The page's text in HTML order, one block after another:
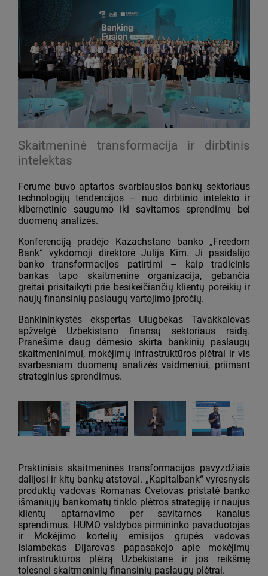
Skaitmeninė transformacija ir dirbtinis
intelektas
Forume buvo aptartos svarbiausios bankų sektoriaus
technologijų tendencijos – nuo dirbtinio intelekto ir
kibernetinio saugumo iki savitarnos sprendimų bei
duomenų analizės.
Konferenciją pradėjo Kazachstano banko „Freedom
Bank“ vykdomoji direktorė Julija Kim. Ji pasidalijo
banko transformacijos patirtimi – kaip tradicinis
bankas tapo skaitmenine organizacija, gebančia
greitai prisitaikyti prie besikeičiančių klientų poreikių ir
naujų finansinių paslaugų vartojimo įpročių.
Bankininkystės ekspertas Ulugbekas Tavakkalovas
apžvelgė Uzbekistano finansų sektoriaus raidą.
Pranešime daug dėmesio skirta bankinių paslaugų
skaitmeninimui, mokėjimų infrastruktūros plėtrai ir vis
svarbesniam duomenų analizės vaidmeniui, priimant
strateginius sprendimus.
Praktiniais skaitmeninės transformacijos pavyzdžiais
dalijosi ir kitų bankų atstovai. „Kapitalbank“ vyresnysis
produktų vadovas Romanas Cvetovas pristatė banko
išmaniųjų bankomatų tinklo plėtros strategiją ir naujus
klientų aptarnavimo per savitarnos kanalus
sprendimus. HUMO valdybos pirmininko pavaduotojas
ir Mokėjimo kortelių emisijos grupės vadovas
Islambekas Dijarovas papasakojo apie mokėjimų
infrastruktūros plėtrą Uzbekistane ir jos reikšmę
tolesnei skaitmeninių finansinių paslaugų plėtrai.